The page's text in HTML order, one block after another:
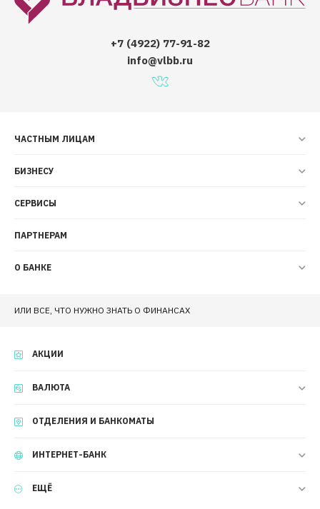
+7 (4922) 77-91-82
info@vlbb.ru
ЧАСТНЫМ ЛИЦАМ
БИЗНЕСУ
СЕРВИСЫ
ПАРТНЕРАМ
О БАНКЕ
ИЛИ ВСЕ, ЧТО НУЖНО ЗНАТЬ О ФИНАНСАХ
АКЦИИ
ВАЛЮТА
ОТДЕЛЕНИЯ И БАНКОМАТЫ
ИНТЕРНЕТ-БАНК
ЕЩЁ